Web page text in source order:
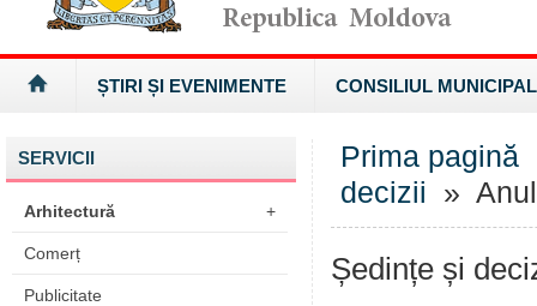
ȘTIRI ȘI EVENIMENTE CONSILIUL MUNICIPAL
SERVICII
Arhitectură +
Comerț
Publicitate
Prima pagină
decizii »
Ședințe și